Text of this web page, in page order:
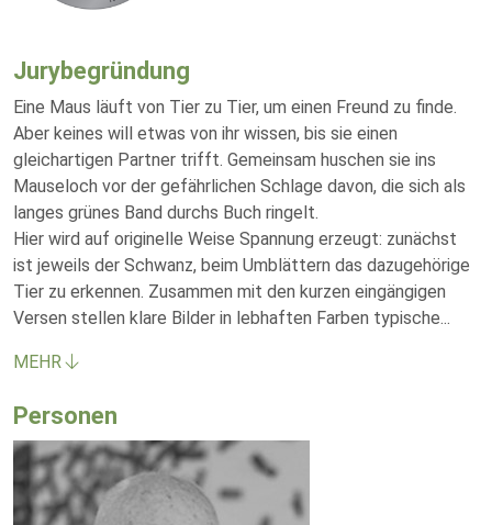
Jurybegründung
Eine Maus läuft von Tier zu Tier, um einen Freund zu finde.
Aber keines will etwas von ihr wissen, bis sie einen
gleichartigen Partner trifft. Gemeinsam huschen sie ins
Mauseloch vor der gefährlichen Schlage davon, die sich als
langes grünes Band durchs Buch ringelt.
Hier wird auf originelle Weise Spannung erzeugt: zunächst
ist jeweils der Schwanz, beim Umblättern das dazugehörige
Tier zu erkennen. Zusammen mit den kurzen eingängigen
Versen stellen klare Bilder in lebhaften Farben typische...
MEHR
Personen